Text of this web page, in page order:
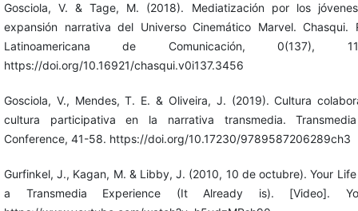
Gosciola, V. & Tage, M. (2018). Mediatización por los
expansión narrativa del Universo Cinemático Marvel. Chasqui.
Latinoamericana de Comunicación, 0(137),
https://doi.org/10.16921/chasqui.v0i137.3456
Gosciola, V., Mendes, T. E. & Oliveira, J. (2019). Cultura
cultura participativa en la narrativa transmedia.
Conference, 41-58. https://doi.org/10.17230/9789587206289ch3
Gurfinkel, J., Kagan, M. & Libby, J. (2010, 10 de octubre). Your Life
a Transmedia Experience (It Already is). [Video].